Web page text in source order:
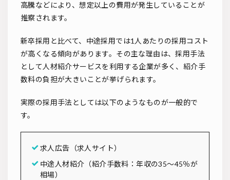
高騰などにより、想定以上の費用が発生していることが
推察されます。
新卒採用と比べて、中途採用では1人あたりの採用コスト
が高くなる傾向があります。その主な理由は、採用手法
として人材紹介サービスを利用する企業が多く、紹介手
数料の負担が大きいことが挙げられます。
実際の採用手法としては以下のようなものが一般的で
す。
求人広告（求人サイト）
中途人材紹介（紹介手数料：年収の35～45％が
相場）